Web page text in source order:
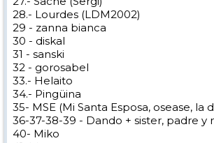
28.- Lourdes (LDM2002)
29 - zanna bianca
30 - diskal
31 - sanski
32 - gorosabel
33.- Helaito
34.- Pingüina
35- MSE (Mi Santa Esposa, osease, la
36-37-38-39 - Dando + sister, padre y
40- Miko